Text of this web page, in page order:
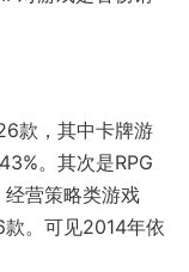
款，其中卡牌游
。其次是RPG
营策略类游戏
款。可见2014年依